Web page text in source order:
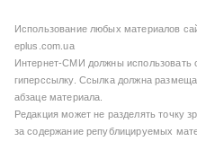
Использование любых материалов
eplus.com.ua
Интернет-СМИ должны использовать
гиперссылку. Ссылка должна
абзаце материала.
Редакция может не разделять точку
за содержание републицируемых